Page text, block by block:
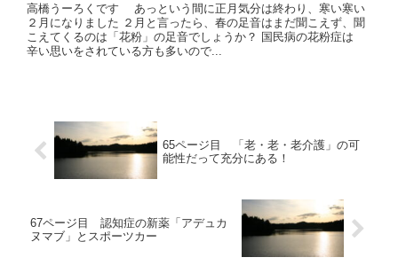
高橋うーろくです あっという間に正月気分は終わり、寒い寒い
２月になりました ２月と言ったら、春の足音はまだ聞こえず、聞
こえてくるのは「花粉」の足音でしょうか？ 国民病の花粉症は
辛い思いをされている方も多いので...
65ページ目 「老・老・老介護」の可
能性だって充分にある！
67ページ目 認知症の新薬「アデュカ
ヌマブ」とスポーツカー